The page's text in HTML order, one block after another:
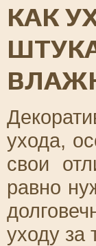
КАК
ухода,
свои
равно
уходу за